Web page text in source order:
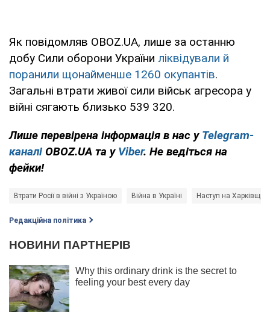
Як повідомляв OBOZ.UA, лише за останню
добу Сили оборони України ліквідували й
поранили щонайменше 1260 окупантів.
Загальні втрати живої сили військ агресора у
війні сягають близько 539 320.
Лише перевірена інформація в нас у Telegram-
каналі OBOZ.UA та у Viber. Не ведіться на
фейки!
Втрати Росії в війні з Україною Війна в Україні Наступ на Харківщині
Редакційна політика